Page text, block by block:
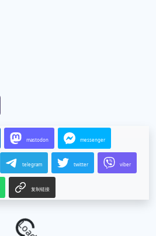
mastodon messenger
telegram twitter viber
复制链接
Loading...